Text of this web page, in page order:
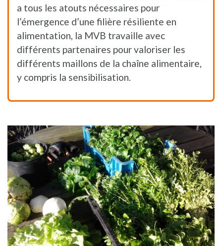
a tous les atouts nécessaires pour
l’émergence d’une filière résiliente en
alimentation, la MVB travaille avec
différents partenaires pour valoriser les
différents maillons de la chaîne alimentaire,
y compris la sensibilisation.